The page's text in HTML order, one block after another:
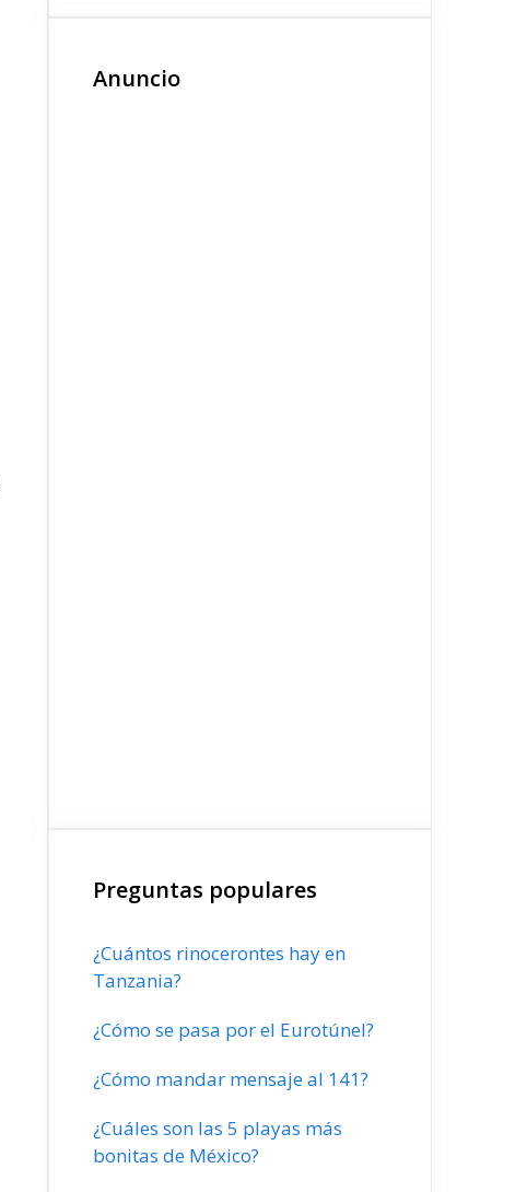
Anuncio
Preguntas populares
¿Cuántos rinocerontes hay en
Tanzania?
¿Cómo se pasa por el Eurotúnel?
¿Cómo mandar mensaje al 141?
¿Cuáles son las 5 playas más
bonitas de México?